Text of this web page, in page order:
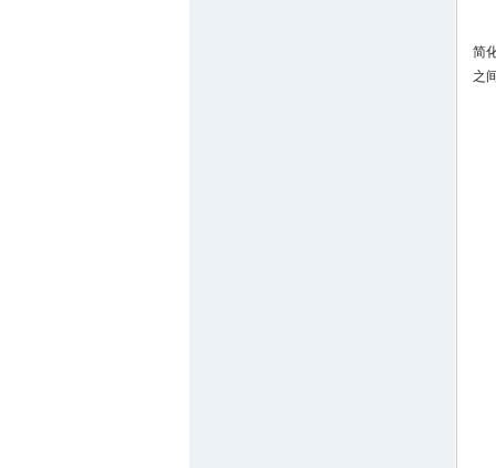
简
之